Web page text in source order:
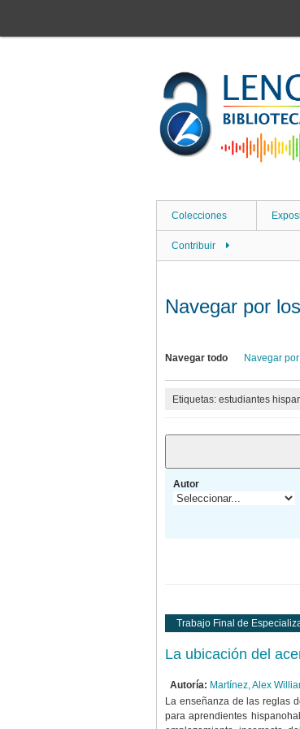
contenido
Colecciones
Contribuir
Navegar por
Navegar todo Navegar
Etiquetas: estudiantes
Autor
Trabajo Final de
La ubicación del
Autoría: Martínez, Alex
La enseñanza de las reglas
para aprendientes